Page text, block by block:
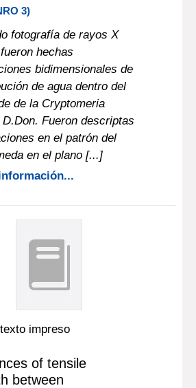
3)
fotografía de rayos X
hechas
bidimensionales de
de agua dentro del
de la Cryptomeria
Fueron descriptas
en el patrón del
en el plano [...]
impreso
of tensile
between